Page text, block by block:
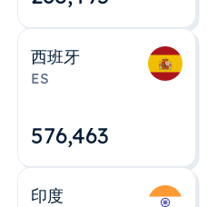
西班牙
ES
576,463
印度